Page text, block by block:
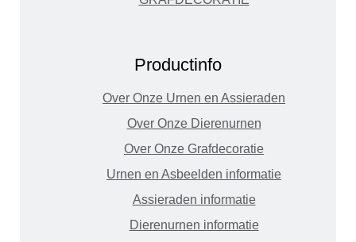
Productinfo
Over Onze Urnen en Assieraden
Over Onze Dierenurnen
Over Onze Grafdecoratie
Urnen en Asbeelden informatie
Assieraden informatie
Dierenurnen informatie